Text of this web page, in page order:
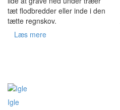
tæt flodbredder eller inde i den
tætte regnskov.
Læs mere
Igle